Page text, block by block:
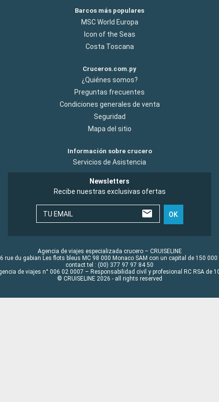
Barcos más populares
MSC World Europa
Icon of the Seas
Costa Toscana
Cruceros.com.py
¿Quiénes somos?
Preguntas frecuentes
Condiciones generales de venta
Seguridad
Mapa del sitio
Información sobre crucero
Servicios de Asistencia
Newsletters
Recibe nuestras exclusivas ofertas
TU EMAIL OK
Agencia de viajes especializada crucero – CRUISELINE
rue du gabian Les flots bleus MC 98 000 Monaco SAM con un capital de 150 000
contact tel : (00) 377 97 97 84 50
de viajes n° 006 02 0007 – Responsabilidad civil y profesional RC RSA de
© CRUISELINE 2026 - all rights reserved